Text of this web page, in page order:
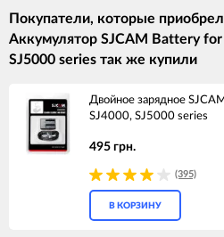
Покупатели, которые
Аккумулятор SJCAM Battery for
SJ5000 series так же купили
Двойное зарядное
SJ4000, SJ5000 series
495 грн.
(395)
В КОРЗИНУ